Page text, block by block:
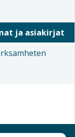
ja asiakirjat